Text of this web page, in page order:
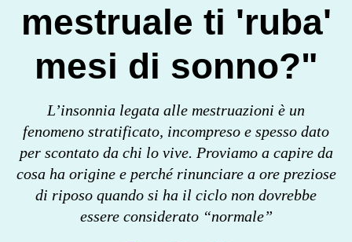
mestruale ti 'ruba'
mesi di sonno?"
L’insonnia legata alle mestruazioni è un
fenomeno stratificato, incompreso e spesso dato
per scontato da chi lo vive. Proviamo a capire da
cosa ha origine e perché rinunciare a ore preziose
di riposo quando si ha il ciclo non dovrebbe
essere considerato “normale”